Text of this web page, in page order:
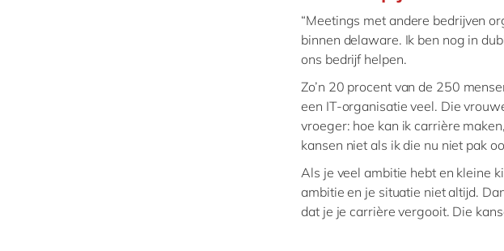
“Meetings met andere bedrijven
binnen delaware. Ik ben nog in
ons bedrijf helpen.
Zo’n 20 procent van de 250
een IT-organisatie veel. Die
vroeger: hoe kan ik carrière
kansen niet als ik die nu niet pak
Als je veel ambitie hebt en kleine
ambitie en je situatie niet altijd.
dat je je carrière vergooit. Die